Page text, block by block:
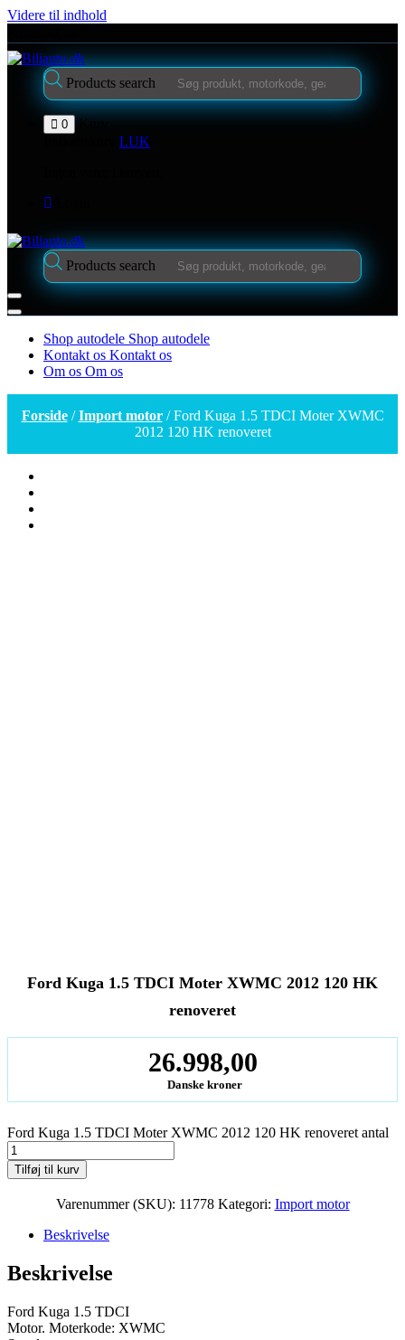
Videre til indhold
Products search
0
LUK
Products search
Shop autodele Shop autodele
Kontakt os Kontakt os
Om os Om os
Forside/Import motor/ Ford Kuga 1.5 TDCI Moter XWMC
2012 120 HK renoveret
Ford Kuga 1.5 TDCI Moter XWMC 2012 120 HK
renoveret
26.998,00
Danske kroner
Ford Kuga 1.5 TDCI Moter XWMC 2012 120 HK renoveret antal
Tilføj til kurv
Varenummer (SKU): 11778 Kategori: Import motor
Beskrivelse
Beskrivelse
Ford Kuga 1.5 TDCI
Motor. Moterkode: XWMC